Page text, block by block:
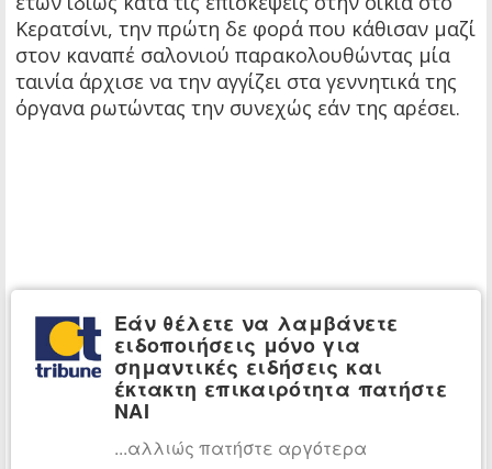
Κερατσίνι, την πρώτη δε φορά που κάθισαν μαζί
στον καναπέ σαλονιού παρακολουθώντας μία
ταινία άρχισε να την αγγίζει στα γεννητικά της
όργανα ρωτώντας την συνεχώς εάν της αρέσει.
Εάν θέλετε να λαμβάνετε
ειδοποιήσεις μόνο για
σημαντικές ειδήσεις και
έκτακτη επικαιρότητα πατήστε
ΝΑΙ
...αλλιώς πατήστε αργότερα